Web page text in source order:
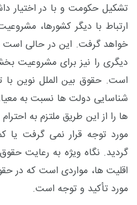
تشکیل حکومت و با در اختیار
ارتباط با دیگر کشورها،
خواهد گرفت. این در حالی است
دیگری را نیز برای مشروعیت
است. حقوق بین الملل نوین با
شناسایی دولت ها نسبت به
ها را از این طریق ملتزم به
مورد توجه قرار نمی گرفت یا
گردید. نگاه ویژه به رعایت
اقلیت ها، مواردی است که در
مورد تأکید و توجه است.